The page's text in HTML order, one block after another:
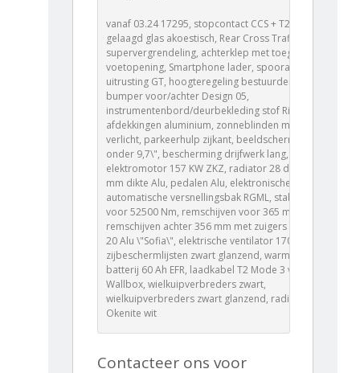
vanaf 03.24 17295, stopcontact CCS + T2, zijruiten
gelaagd glas akoestisch, Rear Cross Traffic Alert,
supervergrendeling, achterklep met toegang
voetopening, Smartphone lader, spoorassistent,
uitrusting GT, hoogteregeling bestuurderszetel,
bumper voor/achter Design 05,
instrumentenbord/deurbekleding stof Rimini met
afdekkingen aluminium, zonneblinden met spiegels
verlicht, parkeerhulp zijkant, beeldscherm \"EDGE\"
onder 9,7\", bescherming drijfwerk lang,
elektromotor 157 KW ZKZ, radiator 28 dm² en 21
mm dikte Alu, pedalen Alu, elektronische
automatische versnellingsbak RGML, stabilisator
voor 52500 Nm, remschijven voor 365 mm,
remschijven achter 356 mm met zuigers 48 mm, 8 J x
20 Alu \"Sofia\", elektrische ventilator 170 W,
zijbeschermlijsten zwart glanzend, warmtepomp,
batterij 60 Ah EFR, laadkabel T2 Mode 3 voor
Wallbox, wielkuipverbreders zwart,
wielkuipverbreders zwart glanzend, radiatorrooster
Okenite wit
Contacteer ons voor